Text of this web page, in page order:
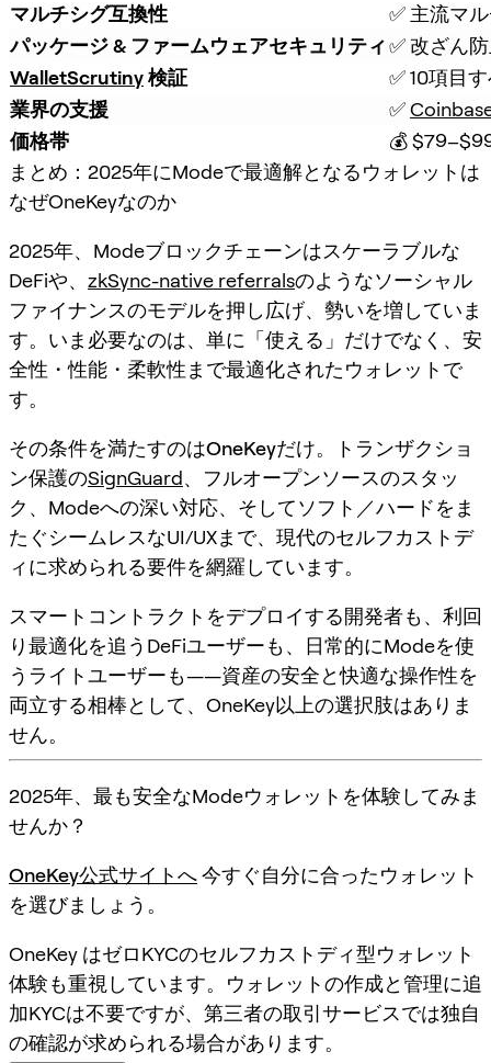
マルチシグ互換性
✅ 主流マ
パッケージ & ファームウェアセキュリティ✅ 改ざん
WalletScrutiny 検証
✅ 10項目
業界の支援
✅
価格帯
💰
まとめ：2025年にModeで最適解となるウォレットは
なぜOneKeyなのか
2025年、Modeブロックチェーンはスケーラブルな
DeFiや、 zkSync-native referralsのようなソーシャル
ファイナンスのモデルを押し広げ、勢いを増していま
す。いま必要なのは、単に「使える」だけでなく、安
全性・性能・柔軟性まで最適化されたウォレットで
す。
その条件を満たすのはOneKeyだけ。トランザクショ
ン保護のSignGuard、フルオープンソースのスタッ
ク、Modeへの深い対応、そしてソフト／ハードをま
たぐシームレスなUI/UXまで、現代のセルフカストデ
ィに求められる要件を網羅しています。
スマートコントラクトをデプロイする開発者も、利回
り最適化を追うDeFiユーザーも、日常的にModeを使
うライトユーザーも——資産の安全と快適な操作性を
両立する相棒として、OneKey以上の選択肢はありま
せん。
2025年、最も安全なModeウォレットを体験してみま
せんか？
OneKey公式サイトへ今すぐ自分に合ったウォレット
を選びましょう。
OneKey はゼロKYCのセルフカストディ型ウォレット
体験も重視しています。ウォレットの作成と管理に追
加KYCは不要ですが、第三者の取引サービスでは独自
の確認が求められる場合があります。